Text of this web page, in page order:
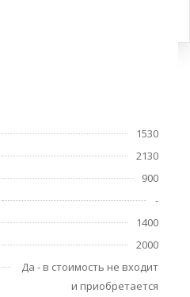
1530
2130
900
-
1400
2000
Да - в стоимость не входит
и приобретается